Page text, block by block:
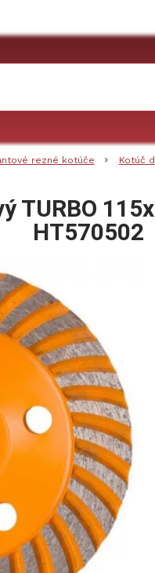
rezné kotúče
Kotúč
HT570502